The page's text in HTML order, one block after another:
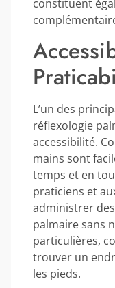
constituent
L’un des
réflexologie
accessibilité.
mains sont
temps et en
praticiens et
administrer
palmaire sans
particulières,
trouver un
les pieds.